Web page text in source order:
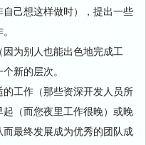
己想这样做时），提出一些
为别人也能出色地完成工
新的层次。
工作（那些资深开发人员所
（而您夜里工作很晚）或晚
最终发展成为优秀的团队成